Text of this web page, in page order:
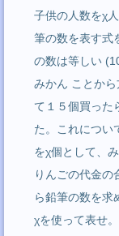
子供の人数をχ
筆の数を表す
の数は等しい
みかん ことか
て１５個買った
た。これにつ
をχ個として、
りんごの代金
ら鉛筆の数を
χを使って表せ